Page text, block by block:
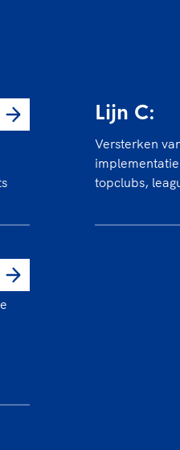
Lijn C:
Versterken
topclubs,